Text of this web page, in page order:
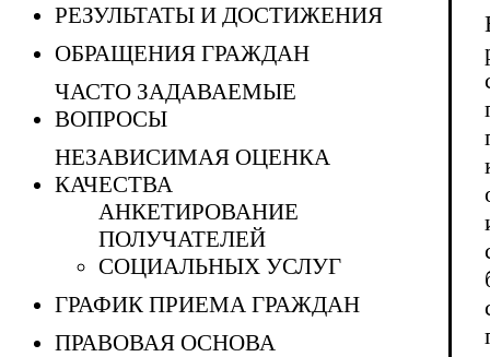
РЕЗУЛЬТАТЫ И ДОСТИЖЕНИЯ
ОБРАЩЕНИЯ ГРАЖДАН
ЧАСТО ЗАДАВАЕМЫЕ
ВОПРОСЫ
НЕЗАВИСИМАЯ ОЦЕНКА
КАЧЕСТВА
АНКЕТИРОВАНИЕ
ПОЛУЧАТЕЛЕЙ
СОЦИАЛЬНЫХ УСЛУГ
ГРАФИК ПРИЕМА ГРАЖДАН
ПРАВОВАЯ ОСНОВА